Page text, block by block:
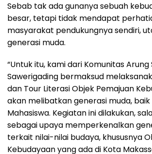
Sebab tak ada gunanya sebuah
besar, tetapi tidak mendapat
masyarakat pendukungnya sendiri,
generasi muda.
“Untuk itu, kami dari Komunitas Arung
Sawerigading bermaksud
dan Tour Literasi Objek Pemajuan
akan melibatkan generasi muda, baik
Mahasiswa. Kegiatan ini dilakukan,
sebagai upaya memperkenalkan
terkait nilai-nilai budaya, khususnya
Kebudayaan yang ada di Kota